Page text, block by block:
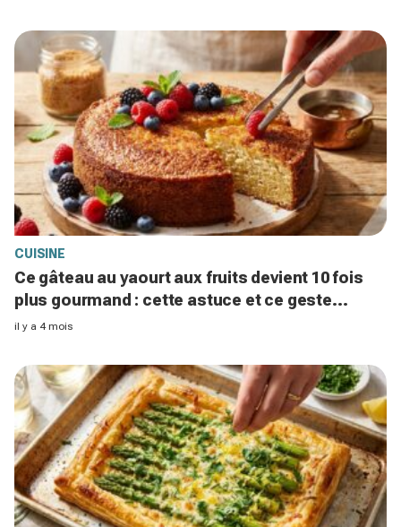
CUISINE
Ce gâteau au yaourt aux fruits devient 10 fois
plus gourmand : cette astuce et ce geste
interdit changent tout
il y a 4 mois